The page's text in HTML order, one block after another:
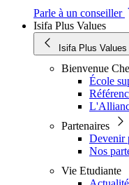
Parle à un conseiller
Isifa Plus Values
Isifa Plus Values
Bienvenue
École
Partenaires
Devenir
Nos
Vie Etudiante